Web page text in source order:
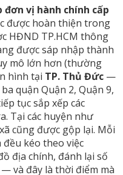
vị hành chính cấp
được hoàn thiện trong
HĐND TP.HCM thông
được sáp nhập thành
mô lớn hơn (thường
hình tại TP. Thủ Đức —
quận Quận 2, Quận 9,
tục sắp xếp các
Tại các huyện như
cũng được gộp lại. Mỗi
kéo theo việc
địa chính, đánh lại số
và đây là thời điểm mà